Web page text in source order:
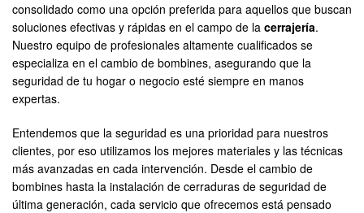
CONTACTAR
consolidado como una opción preferida para aquellos que buscan
soluciones efectivas y rápidas en el campo de la cerrajería.
Nuestro equipo de profesionales altamente cualificados se
especializa en el cambio de bombines, asegurando que la
seguridad de tu hogar o negocio esté siempre en manos
expertas.
Entendemos que la seguridad es una prioridad para nuestros
clientes, por eso utilizamos los mejores materiales y las técnicas
más avanzadas en cada intervención. Desde el cambio de
bombines hasta la instalación de cerraduras de seguridad de
última generación, cada servicio que ofrecemos está pensado